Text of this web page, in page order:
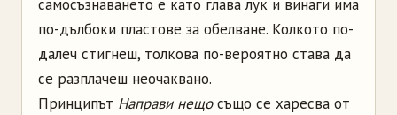
самосъзнаването е като глава лук и винаги има
по-дълбоки пластове за обелване. Колкото по-
далеч стигнеш, толкова по-вероятно става да
се разплачеш неочаквано.
Принципът Направи нещосъщо се харесва от